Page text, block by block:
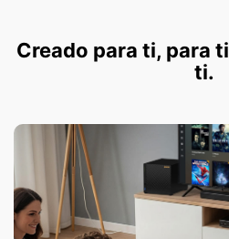
Creado para ti, para
ti.